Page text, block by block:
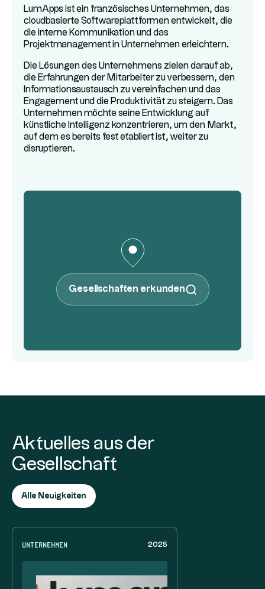
LumApps ist ein französisches Unternehmen, das
cloudbasierte Softwareplattformen entwickelt, die
die interne Kommunikation und das
Projektmanagement in Unternehmen erleichtern.
Die Lösungen des Unternehmens zielen darauf ab,
die Erfahrungen der Mitarbeiter zu verbessern, den
Informationsaustausch zu vereinfachen und das
Engagement und die Produktivität zu steigern. Das
Unternehmen möchte seine Entwicklung auf
künstliche Intelligenz konzentrieren, um den Markt,
auf dem es bereits fest etabliert ist, weiter zu
disruptieren.
Gesellschaften erkunden
Aktuelles aus der
Gesellschaft
Alle Neuigkeiten
Unternehmen 2025